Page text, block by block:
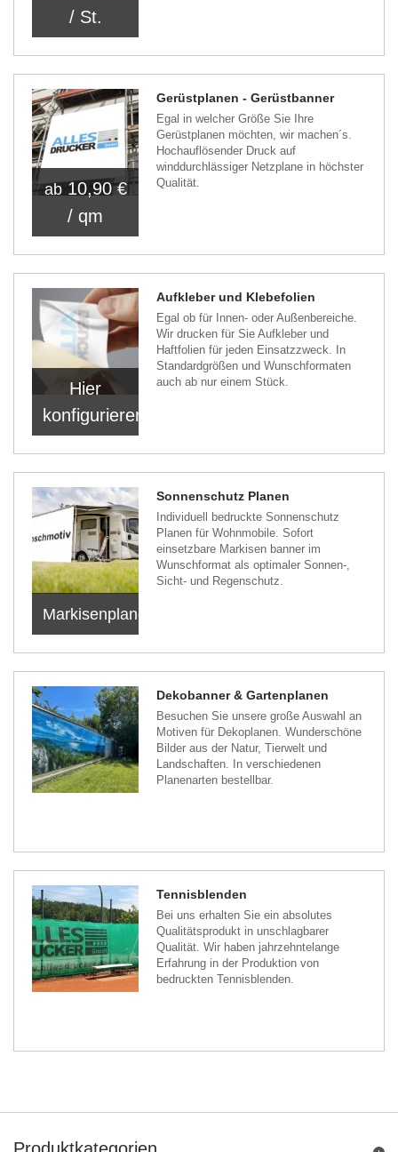
/ St.
ab10,90 €
/ qm
Gerüstplanen - Gerüstbanner
Egal in welcher Größe Sie Ihre
Gerüstplanen möchten, wir machen´s.
Hochauflösender Druck auf
winddurchlässiger Netzplane in höchster
Qualität.
Hier
konfigurieren
Aufkleber und Klebefolien
Egal ob für Innen- oder Außenbereiche.
Wir drucken für Sie Aufkleber und
Haftfolien für jeden Einsatzzweck. In
Standardgrößen und Wunschformaten
auch ab nur einem Stück.
Markisenplanen
Sonnenschutz Planen
Individuell bedruckte Sonnenschutz
Planen für Wohnmobile. Sofort
einsetzbare Markisen banner im
Wunschformat als optimaler Sonnen-,
Sicht- und Regenschutz.
Dekobanner & Gartenplanen
Besuchen Sie unsere große Auswahl an
Motiven für Dekoplanen. Wunderschöne
Bilder aus der Natur, Tierwelt und
Landschaften. In verschiedenen
Planenarten bestellbar.
Tennisblenden
Bei uns erhalten Sie ein absolutes
Qualitätsprodukt in unschlagbarer
Qualität. Wir haben jahrzehntelange
Erfahrung in der Produktion von
bedruckten Tennisblenden.